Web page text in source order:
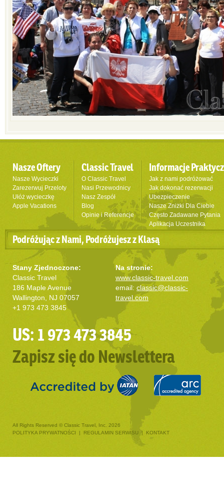
Nasze Oftery
Nasze Wycieczki
Zarezerwuj Przeloty
Ułóż wycieczkę
Apple Vacations
Classic Travel
O Classic Travel
Nasi Przewodnicy
Nasz Zespół
Blog
Opinie i Referencje
Informacje
Jak z nami podróżować
Jak dokonać rezerwacji
Ubezpieczenie
Nasze Zniżki Dla Ciebie
Często Zadawane Pytania
Aplikacja Uczestnika
Podróżując z Nami, Podróżujesz z Klasą
Stany Zjednoczone:
Classic Travel
186 Maple Avenue
Wallington, NJ 07057
+1 973 473 3845
Na stronie:
www.classic-travel.com
email: classic@classic-
travel.com
US: 1 973 473 3845
Zapisz się do Newslettera
All Rights Reserved © Classic Travel, Inc. 2026
POLITYKA PRYWATNOŚCI
| REGULAMIN SERWISU | KONTAKT